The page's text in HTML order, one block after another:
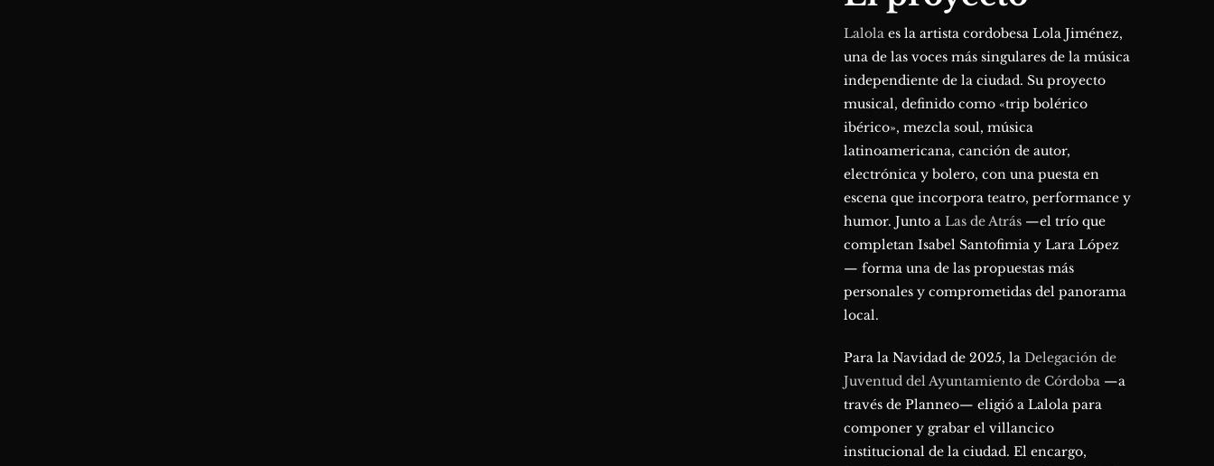
Lalolaes la artista cordobesa Lola Jiménez,
una de las voces más singulares de la música
independiente de la ciudad. Su proyecto
musical, definido como «trip bolérico
ibérico», mezcla soul, música
latinoamericana, canción de autor,
electrónica y bolero, con una puesta en
escena que incorpora teatro, performance y
humor. Junto a Las de Atrás—el trío que
completan Isabel Santofimia y Lara López
— forma una de las propuestas más
personales y comprometidas del panorama
local.
Para la Navidad de 2025, la Delegación de
Juventud del Ayuntamiento de Córdoba—a
través de Planneo— eligió a Lalola para
componer y grabar el villancico
institucional de la ciudad. El encargo,